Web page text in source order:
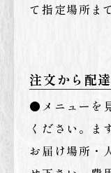
て指定場所ま
注文から配
●メニューを
ください。ま
お届け場所・